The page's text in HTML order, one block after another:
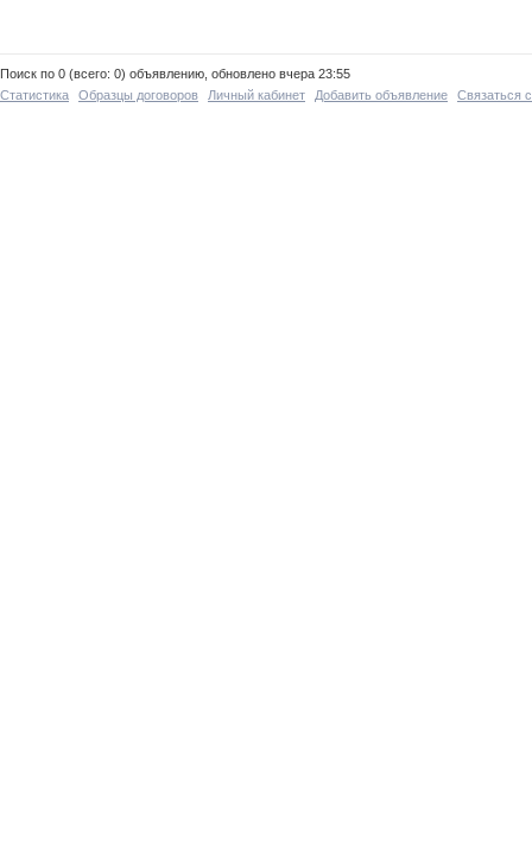
Поиск по 0 (всего: 0) объявлению, обновлено вчера 23:55
Статистика
Образцы договоров Личный кабинет Добавить объявление Связаться